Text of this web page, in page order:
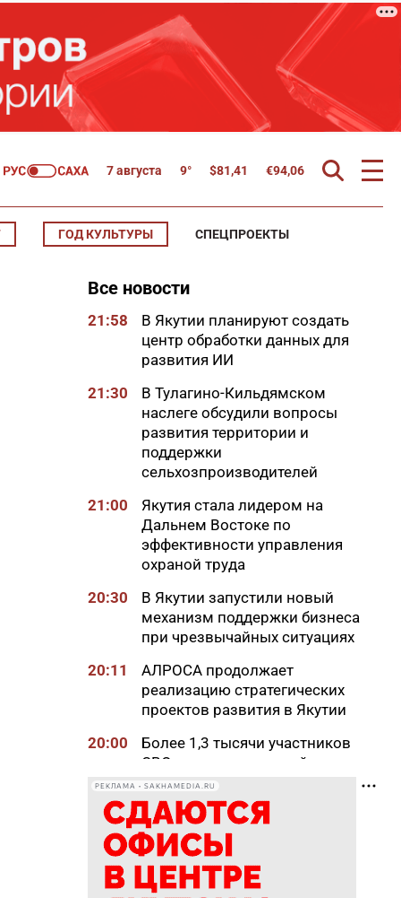
7 августа 9° $81,41 €94,06
ГОД КУЛЬТУРЫ СПЕЦПРОЕКТЫ
Все новости
21:58
В Якутии планируют создать
центр обработки данных для
развития ИИ
21:30
В Тулагино-Кильдямском
наслеге обсудили вопросы
развития территории и
поддержки
сельхозпроизводителей
21:00
Якутия стала лидером на
Дальнем Востоке по
эффективности управления
охраной труда
20:30
В Якутии запустили новый
механизм поддержки бизнеса
при чрезвычайных ситуациях
20:11
АЛРОСА продолжает
реализацию стратегических
проектов развития в Якутии
20:00
Более 1,3 тысячи участников
СВО и членов их семей
получили земельные участки
в Якутии
19:50
76% якутян заранее
предупреждают работодателя
об увольнении
РЕКЛАМА • SAKHAMEDIA.RU